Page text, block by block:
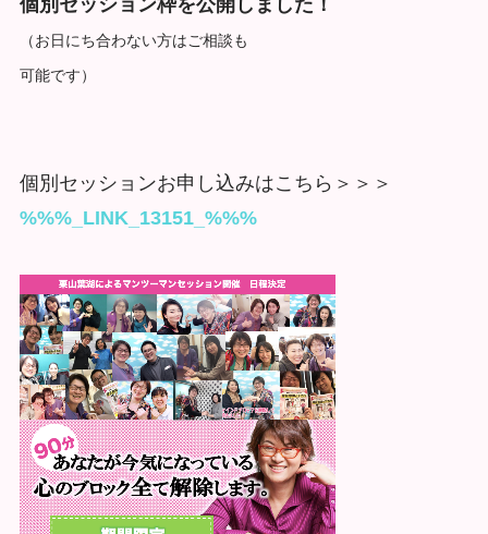
（お日にち合わない方はご相談も
可能です）
個別セッションお申し込みはこちら＞＞＞
%%%_LINK_13151_%%%